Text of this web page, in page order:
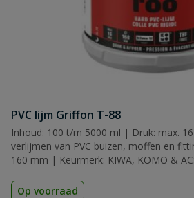
PVC lijm Griffon T-88
Inhoud: 100 t/m 5000 ml | Druk: max.
verlijmen van PVC buizen, moffen en
160 mm | Keurmerk: KIWA, KOMO &
Op voorraad